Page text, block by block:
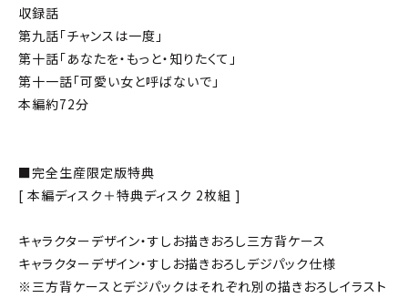
収録話
第九話「チャンスは一度」
第十話「あなたを・もっと・知りたくて」
第十一話「可愛い女と呼ばないで」
本編約72分
■完全生産限定版特典
[ 本編ディスク＋特典ディスク 2枚組 ]
キャラクターデザイン・すしお描きおろし三方背ケース
キャラクターデザイン・すしお描きおろしデジパック仕様
※三方背ケースとデジパックはそれぞれ別の描きおろしイラスト